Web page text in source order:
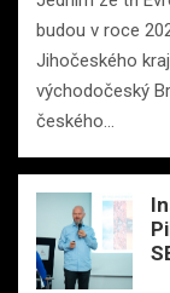
budou v roce
Jihočeského
východočeský
českého…